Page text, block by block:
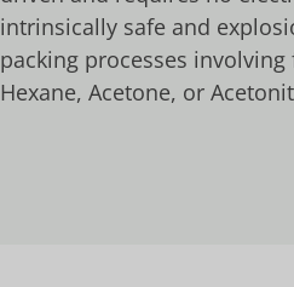
intrinsically safe and
packing processes
Hexane, Acetone, or